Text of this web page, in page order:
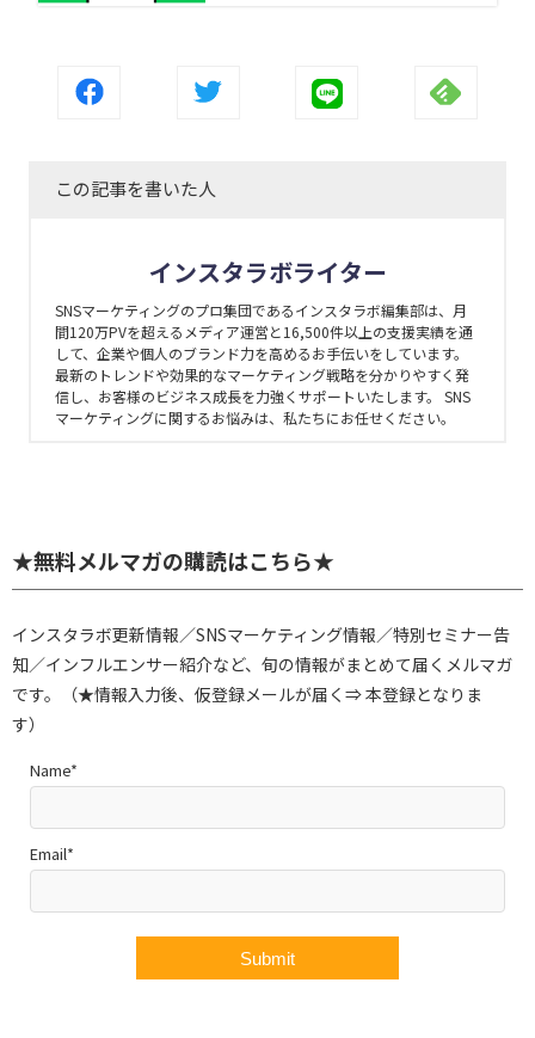
この記事を書いた人
インスタラボライター
SNSマーケティングのプロ集団であるインスタラボ編集部は、月
間120万PVを超えるメディア運営と16,500件以上の支援実績を通
して、企業や個人のブランド力を高めるお手伝いをしています。
最新のトレンドや効果的なマーケティング戦略を分かりやすく発
信し、お客様のビジネス成長を力強くサポートいたします。 SNS
マーケティングに関するお悩みは、私たちにお任せください。
★無料メルマガの購読はこちら★
インスタラボ更新情報／SNSマーケティング情報／特別セミナー告
知／インフルエンサー紹介など、旬の情報がまとめて届くメルマガ
です。（★情報入力後、仮登録メールが届く⇒ 本登録となりま
す）
Name*
Email*